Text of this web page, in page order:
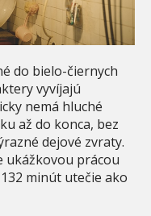
do bielo-čiernych
vyvíjajú
nemá hluché
až do konca, bez
dejové zvraty.
ukážkovou prácou
minút utečie ako